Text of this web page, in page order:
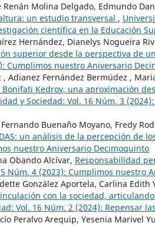
Renán Molina Delgado, Edmundo
un estudio transversal ,
científica en la Educación
Hernández, Dianelys Nogueira
superior desde la perspectiva de
Cumplimos nuestro Aniversario
Adianez Fernández Bermúdez ,
Kedrov, una aproximación
y Sociedad: Vol. 16 Núm. 3
Buenaño Moyano, Fredy
un análisis de la percepción de
nuestro Aniversario Decimoquinto
Obando Alcívar, Responsabilidad
Núm. 4 (2023): Cumplimos nuestro
González Aportela, Carlina Edith
con la sociedad,
Vol. 16 Núm. 2 (2024): Repensar
Peralvo Arequip, Yesenia Marivel